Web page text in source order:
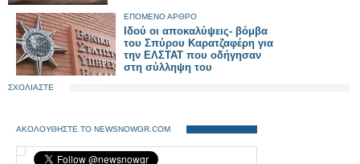
ΕΠΟΜΕΝΟ ΑΡΘΡΟ
Ιδού οι αποκαλύψεις- βόμβα
του Σπύρου Καρατζαφέρη για
την ΕΛΣΤΑΤ που οδήγησαν
στη σύλληψη του
ΣΧΟΛΙΑΣΤΕ
ΑΚΟΛΟΥΘΗΣΤΕ ΤΟ NEWSNOWGR.COM